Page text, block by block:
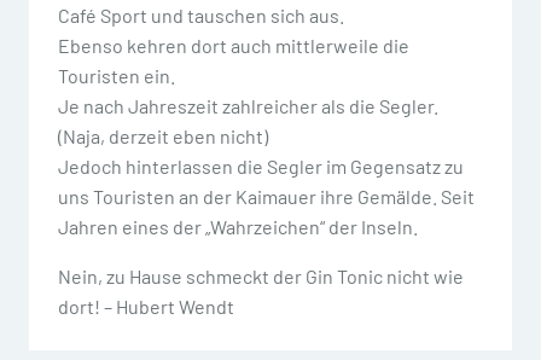
Café Sport und tauschen sich aus.
Ebenso kehren dort auch mittlerweile die
Touristen ein.
Je nach Jahreszeit zahlreicher als die Segler.
(Naja, derzeit eben nicht)
Jedoch hinterlassen die Segler im Gegensatz zu
uns Touristen an der Kaimauer ihre Gemälde. Seit
Jahren eines der „Wahrzeichen“ der Inseln.
Nein, zu Hause schmeckt der Gin Tonic nicht wie
dort! – Hubert Wendt